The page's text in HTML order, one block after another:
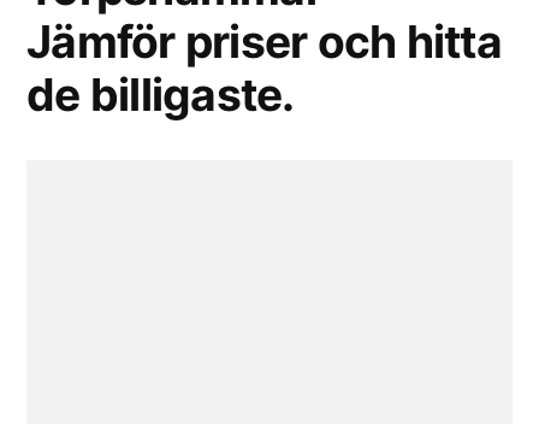
Jämför priser och hitta
de billigaste.